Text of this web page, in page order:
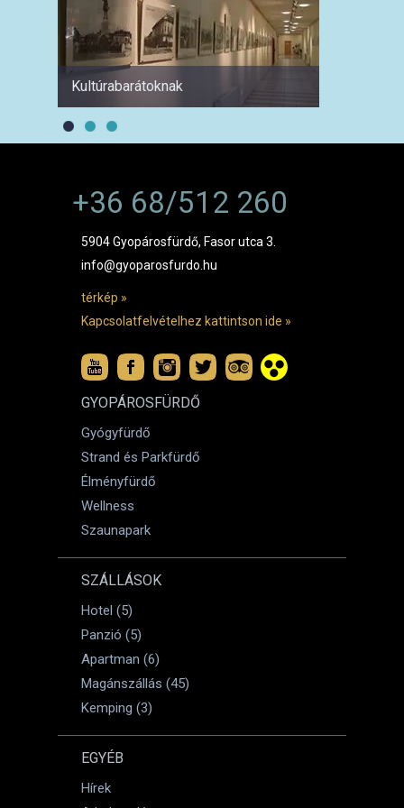
Kultúrabarátoknak
+36 68/512 260
5904 Gyopárosfürdő, Fasor utca 3.
info@gyoparosfurdo.hu
térkép »
Kapcsolatfelvételhez kattintson ide »
GYOPÁROSFÜRDŐ
Gyógyfürdő
Strand és Parkfürdő
Élményfürdő
Wellness
Szaunapark
SZÁLLÁSOK
Hotel (5)
Panzió (5)
Apartman (6)
Magánszállás (45)
Kemping (3)
EGYÉB
Hírek